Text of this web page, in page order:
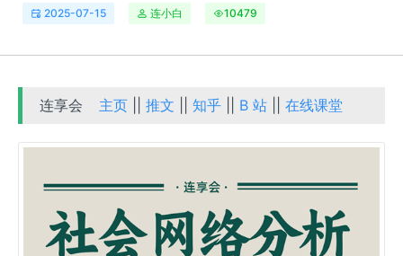
2025-07-15 连小白 10479
连享会 主页 ||推文 ||知乎 B 站 ||在线课堂